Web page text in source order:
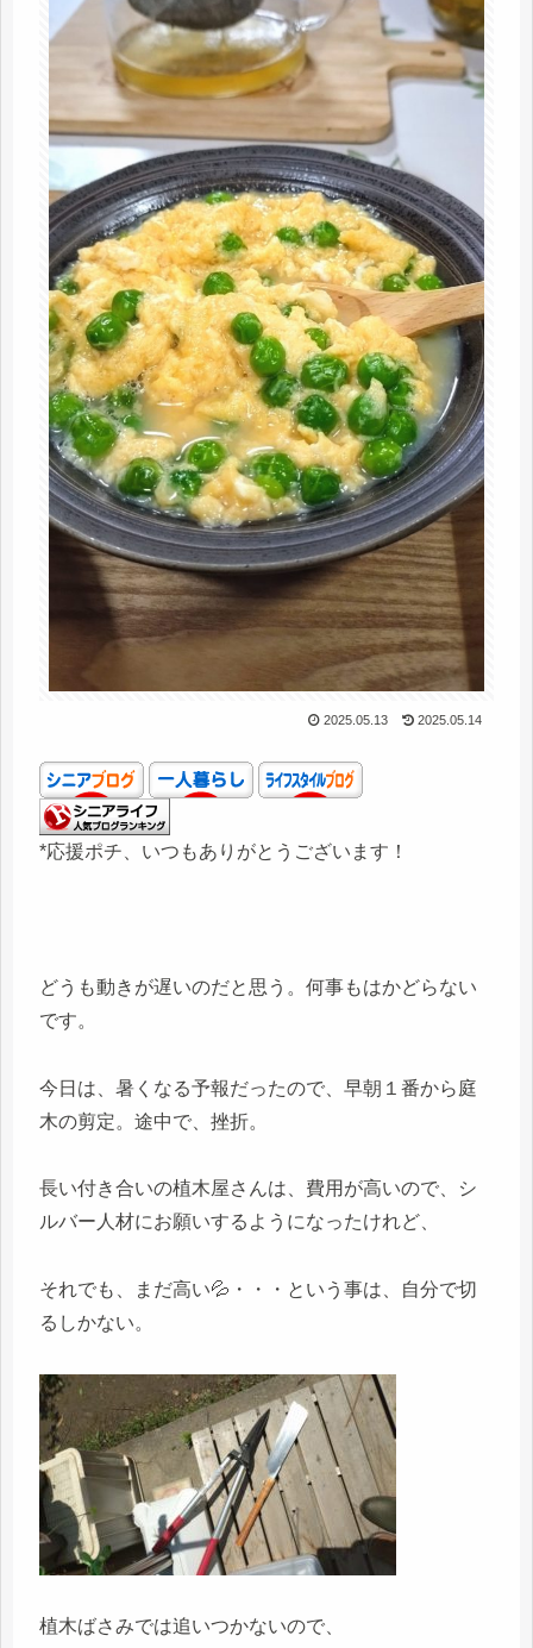
2025.05.13 2025.05.14
*応援ポチ、いつもありがとうございます！
どうも動きが遅いのだと思う。何事もはかどらない
です。
今日は、暑くなる予報だったので、早朝１番から庭
木の剪定。途中で、挫折。
長い付き合いの植木屋さんは、費用が高いので、シ
ルバー人材にお願いするようになったけれど、
それでも、まだ高い💦・・・という事は、自分で切
るしかない。
植木ばさみでは追いつかないので、